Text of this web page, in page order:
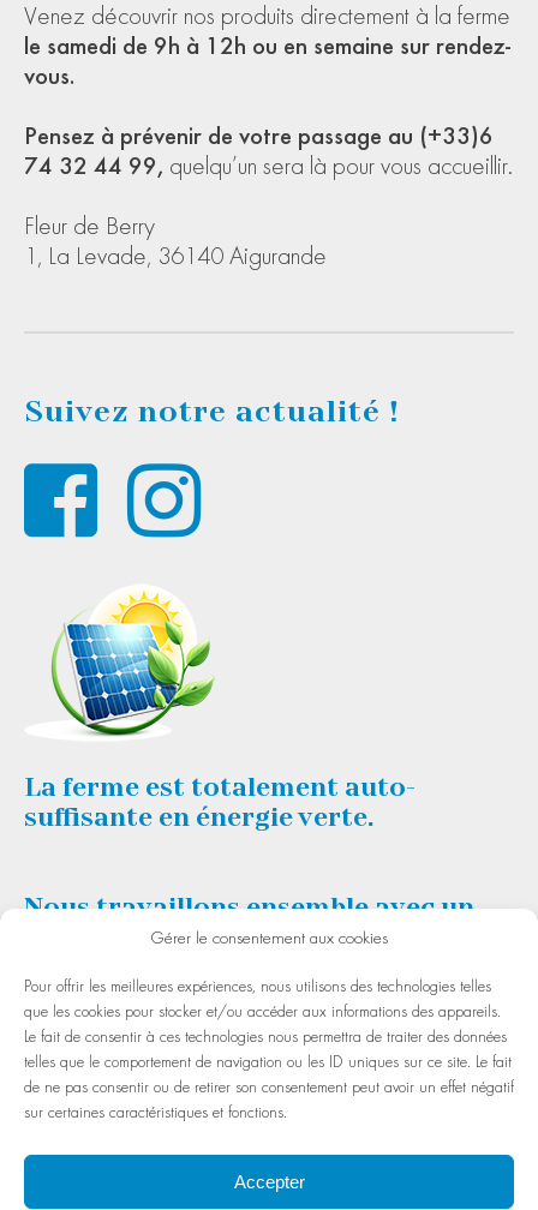
Gérer le consentement aux cookies
Pour offrir les meilleures expériences, nous utilisons des technologies telles
que les cookies pour stocker et/ou accéder aux informations des appareils.
Le fait de consentir à ces technologies nous permettra de traiter des données
telles que le comportement de navigation ou les ID uniques sur ce site. Le fait
de ne pas consentir ou de retirer son consentement peut avoir un effet négatif
sur certaines caractéristiques et fonctions.
Accepter
Venez découvrir nos produits directement à la ferme
le samedi de 9h à 12h ou en semaine sur rendez-
vous.
Pensez à prévenir de votre passage au (+33)6
74 32 44 99, quelqu’un sera là pour vous accueillir.
Fleur de Berry
1, La Levade, 36140 Aigurande
Suivez notre actualité !
La ferme est totalement auto-
suffisante en énergie verte.
Nous travaillons ensemble avec un
atelier pour des gens handicapés.